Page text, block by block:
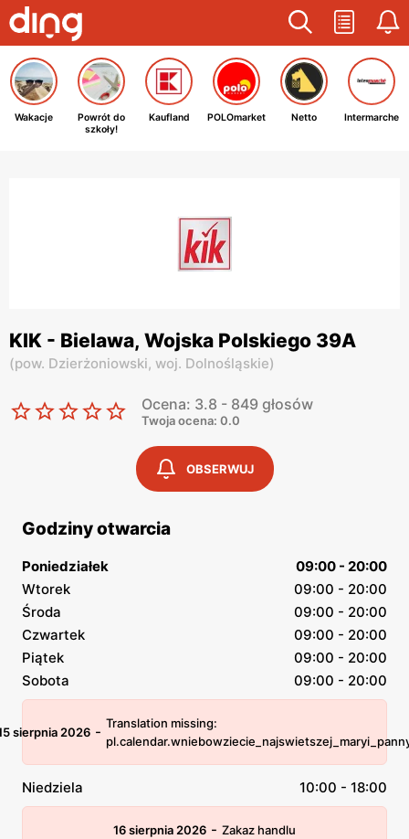
Wakacje
Powrót do
szkoły!
Kaufland POLOmarket Netto Intermarche
KIK - Bielawa, Wojska Polskiego 39A
(pow. Dzierżoniowski, woj. Dolnośląskie)
Ocena: 3.8 - 849 głosów
Twoja ocena: 0.0
OBSERWUJ
Godziny otwarcia
Poniedziałek
09:00 - 20:00
Wtorek
09:00 - 20:00
Środa
09:00 - 20:00
Czwartek
09:00 - 20:00
Piątek
09:00 - 20:00
Sobota
09:00 - 20:00
sierpnia 2026 - Translation missing:
Niedziela 10:00 - 18:00
16 sierpnia 2026 - Zakaz handlu